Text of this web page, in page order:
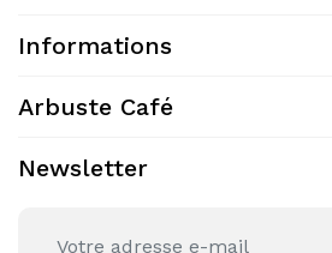
Informations
Arbuste Café
Newsletter